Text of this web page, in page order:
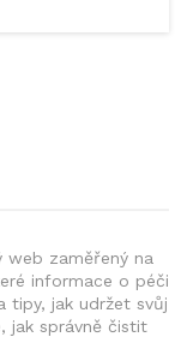
web zaměřený na
informace o péči
tipy, jak udržet svůj
jak správně čistit